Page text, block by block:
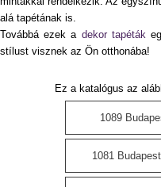
alá tapétának is.
Továbbá ezek a dekor tapéták
stílust visznek az Ön otthonába!
Ez a katalógus az
1089
1081